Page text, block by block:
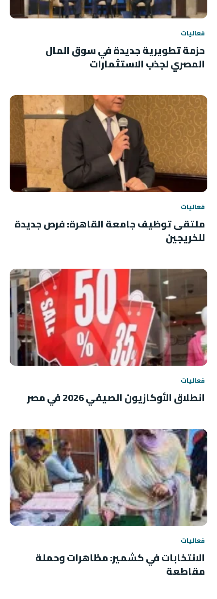
فعاليات
حزمة تطويرية جديدة في سوق المال
المصري لجذب الاستثمارات
فعاليات
ملتقى توظيف جامعة القاهرة: فرص جديدة
للخريجين
فعاليات
انطلاق الأوكازيون الصيفي 2026 في مصر
فعاليات
الانتخابات في كشمير: مظاهرات وحملة
مقاطعة